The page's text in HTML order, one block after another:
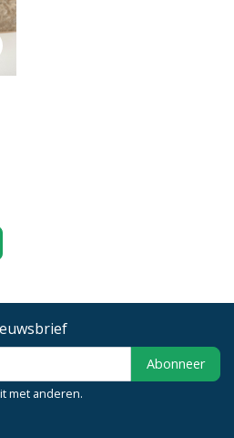
Abonneer
met anderen.